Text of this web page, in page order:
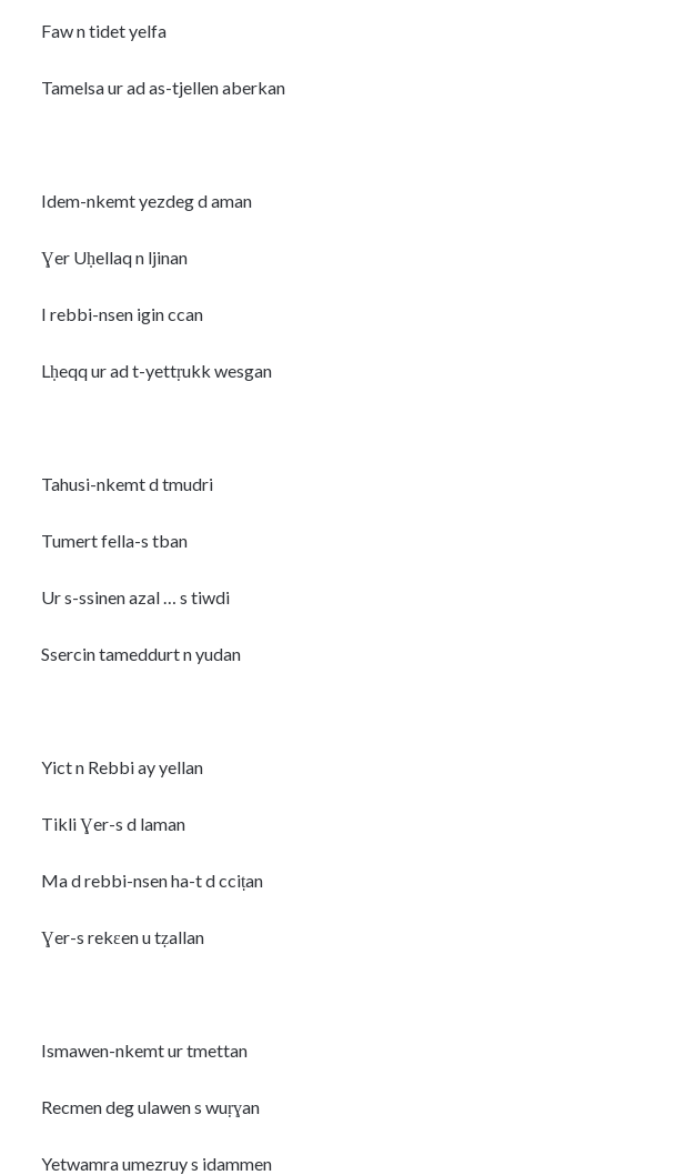
Faw n tidet yelfa
Tamelsa ur ad as-tjellen aberkan
Idem-nkemt yezdeg d aman
Ɣer Uḥellaq n ljinan
I rebbi-nsen igin ccan
Lḥeqq ur ad t-yettṛukk wesgan
Tahusi-nkemt d tmudri
Tumert fella-s tban
Ur s-ssinen azal … s tiwdi
Ssercin tameddurt n yudan
Yict n Rebbi ay yellan
Tikli Ɣer-s d laman
Ma d rebbi-nsen ha-t d cciṭan
Ɣer-s rekɛen u tẓallan
Ismawen-nkemt ur tmettan
Recmen deg ulawen s wuṛɣan
Yetwamra umezruy s idammen